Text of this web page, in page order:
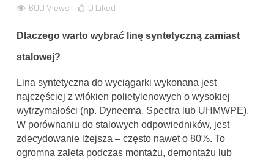
600 Views 0 Liked
Dlaczego warto wybrać linę syntetyczną zamiast
stalowej?
Lina syntetyczna do wyciągarki wykonana jest
najczęściej z włókien polietylenowych o wysokiej
wytrzymałości (np. Dyneema, Spectra lub UHMWPE).
W porównaniu do stalowych odpowiedników, jest
zdecydowanie lżejsza – często nawet o 80%. To
ogromna zaleta podczas montażu, demontażu lub